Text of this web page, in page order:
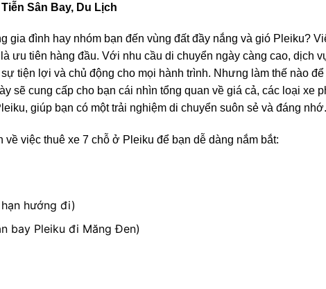
Sân Bay, Du Lịch
gia đình hay nhóm bạn đến vùng đất đầy nắng và gió Pleiku?
ưu tiên hàng đầu. Với nhu cầu di chuyển ngày càng cao, dịch
tiện lợi và chủ động cho mọi hành trình. Nhưng làm thế nào
sẽ cung cấp cho bạn cái nhìn tổng quan về giá cả, các loại xe
giúp bạn có một trải nghiệm di chuyển suôn sẻ và đáng nhớ.
việc thuê xe 7 chỗ ở Pleiku để bạn dễ dàng nắm bắt:
hướng đi)
bay Pleiku đi Măng Đen)